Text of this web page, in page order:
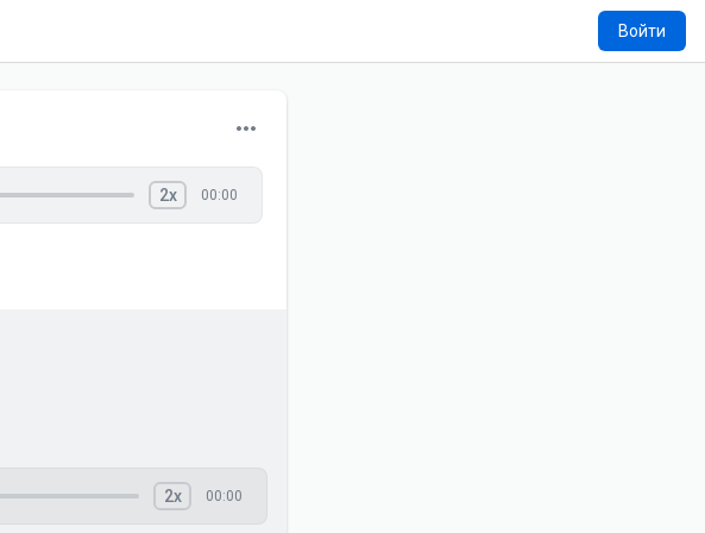
Войти
2x 00:00
2x 00:00